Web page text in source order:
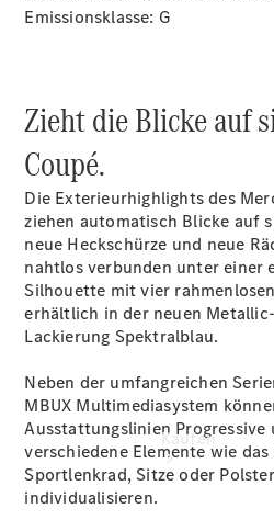
vereinbaren
vereinbaren
8501 00
Kaufen
Emissionsklasse: G
Zieht die Blicke auf
Coupé.
Die Exterieurhighlights des
ziehen automatisch Blicke auf
neue Heckschürze und neue
nahtlos verbunden unter einer
Silhouette mit vier
erhältlich in der neuen Metallic-
Lackierung Spektralblau.
Neben der umfangreichen
MBUX Multimediasystem
Ausstattungslinien Progressive
verschiedene Elemente wie
Sportlenkrad, Sitze oder
individualisieren.